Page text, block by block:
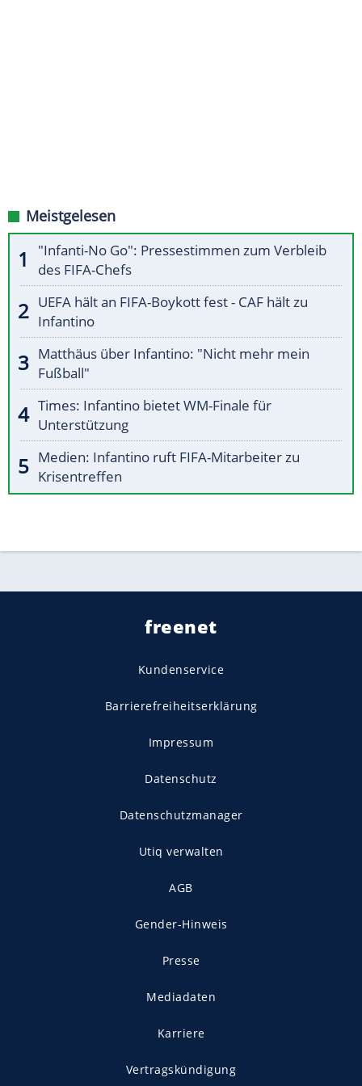
Meistgelesen
"Infanti-No Go": Pressestimmen zum Verbleib
des FIFA-Chefs
UEFA hält an FIFA-Boykott fest - CAF hält zu
Infantino
Matthäus über Infantino: "Nicht mehr mein
Fußball"
Times: Infantino bietet WM-Finale für
Unterstützung
Medien: Infantino ruft FIFA-Mitarbeiter zu
Krisentreffen
freenet
Kundenservice
Barrierefreiheitserklärung
Impressum
Datenschutz
Datenschutzmanager
Utiq verwalten
AGB
Gender-Hinweis
Presse
Mediadaten
Karriere
Vertragskündigung